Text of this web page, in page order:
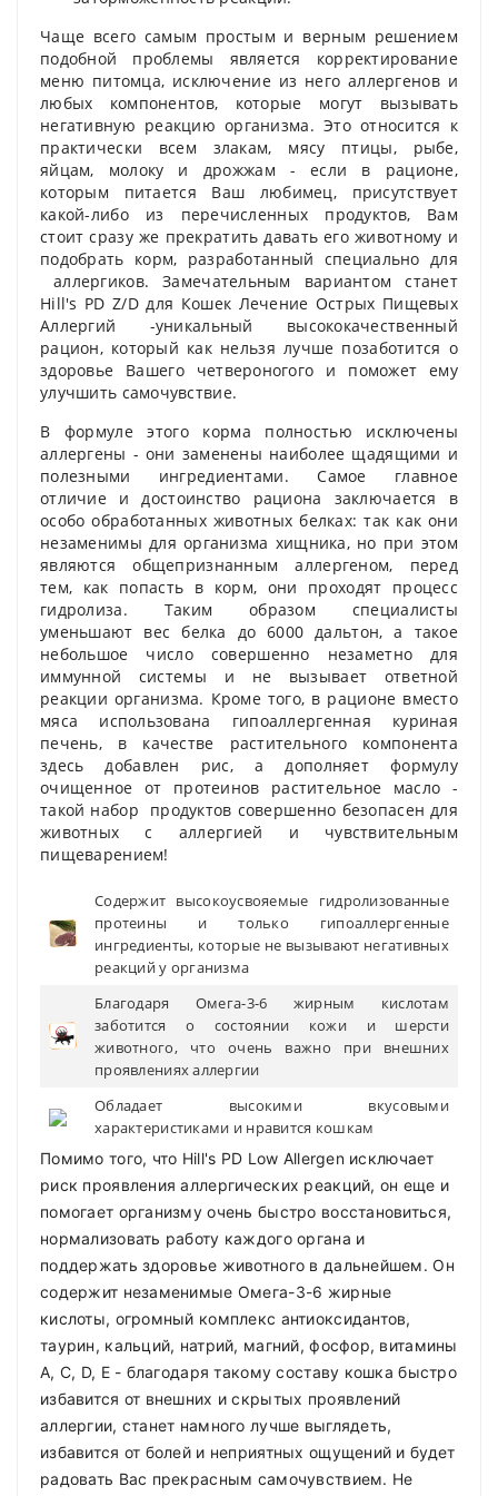
Чаще всего самым простым и верным решением
подобной проблемы является корректирование
меню питомца, исключение из него аллергенов и
любых компонентов, которые могут вызывать
негативную реакцию организма. Это относится к
практически всем злакам, мясу птицы, рыбе,
яйцам, молоку и дрожжам - если в рационе,
которым питается Ваш любимец, присутствует
какой-либо из перечисленных продуктов, Вам
стоит сразу же прекратить давать его животному и
подобрать корм, разработанный специально для
аллергиков. Замечательным вариантом станет
Hill's PD Z/D для Кошек Лечение Острых Пищевых
Аллергий -уникальный высококачественный
рацион, который как нельзя лучше позаботится о
здоровье Вашего четвероногого и поможет ему
улучшить самочувствие.
В формуле этого корма полностью исключены
аллергены - они заменены наиболее щадящими и
полезными ингредиентами. Самое главное
отличие и достоинство рациона заключается в
особо обработанных животных белках: так как они
незаменимы для организма хищника, но при этом
являются общепризнанным аллергеном, перед
тем, как попасть в корм, они проходят процесс
гидролиза. Таким образом специалисты
уменьшают вес белка до 6000 дальтон, а такое
небольшое число совершенно незаметно для
иммунной системы и не вызывает ответной
реакции организма. Кроме того, в рационе вместо
мяса использована гипоаллергенная куриная
печень, в качестве растительного компонента
здесь добавлен рис, а дополняет формулу
очищенное от протеинов растительное масло -
такой набор продуктов совершенно безопасен для
животных с аллергией и чувствительным
пищеварением!
Содержит высокоусвояемые гидролизованные
протеины и только гипоаллергенные
ингредиенты, которые не вызывают негативных
реакций у организма
Благодаря Омега-3-6 жирным кислотам
заботится о состоянии кожи и шерсти
животного, что очень важно при внешних
проявлениях аллергии
Обладает высокими вкусовыми
характеристиками и нравится кошкам
Помимо того, что Hill's PD Low Allergen исключает
риск проявления аллергических реакций, он еще и
помогает организму очень быстро восстановиться,
нормализовать работу каждого органа и
поддержать здоровье животного в дальнейшем. Он
содержит незаменимые Омега-3-6 жирные
кислоты, огромный комплекс антиоксидантов,
таурин, кальций, натрий, магний, фосфор, витамины
А, С, D, Е - благодаря такому составу кошка быстро
избавится от внешних и скрытых проявлений
аллергии, станет намного лучше выглядеть,
избавится от болей и неприятных ощущений и будет
радовать Вас прекрасным самочувствием. Не